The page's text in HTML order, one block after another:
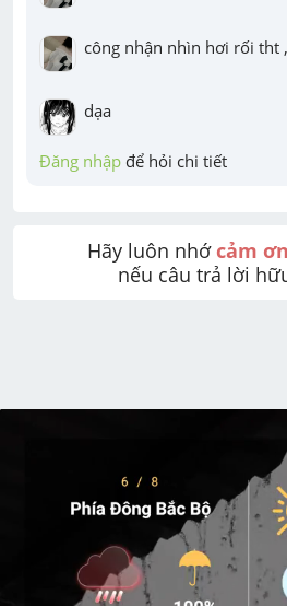
công nhận nhìn hơi rối tht
dạa
Đăng nhập để hỏi chi tiết
Hãy luôn nhớ cảm ơn
nếu câu trả lời